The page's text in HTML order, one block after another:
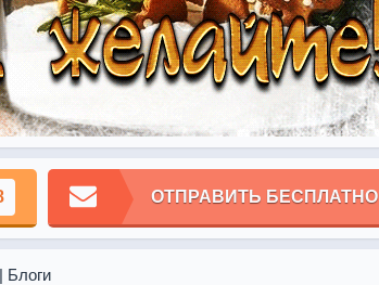
ОТПРАВИТЬ БЕСПЛАТНО
Блоги